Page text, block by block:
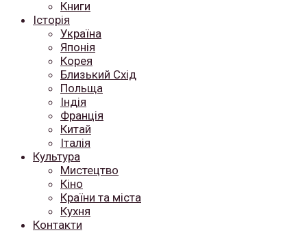
Книги
Історія
Україна
Японія
Корея
Близький Схід
Польща
Індія
Франція
Китай
Італія
Культура
Мистецтво
Кіно
Країни та міста
Кухня
Контакти